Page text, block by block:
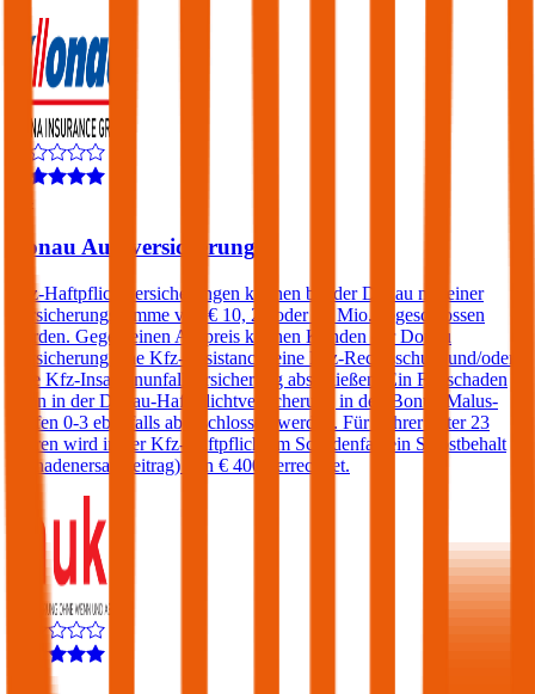
Donau Autoversicherung
Kfz-Haftpflichtversicherungen können bei der Donau mit einer
Versicherungssumme von € 10, 20 oder 30 Mio. abgeschlossen
werden. Gegen einen Aufpreis können Kunden der Donau
Versicherung eine Kfz-Assistance, eine Kfz-Rechtsschutz und/oder
eine Kfz-Insassenunfallversicherung abschließen. Ein Freischaden
kann in der Donau-Haftpflichtversicherung in den Bonus-Malus-
Stufen 0-3 ebenfalls abgeschlossen werden. Für Fahrer unter 23
Jahren wird in der Kfz-Haftpflicht im Schadenfall ein Selbstbehalt
(Schadenersatzbeitrag) von € 400 verrechnet.